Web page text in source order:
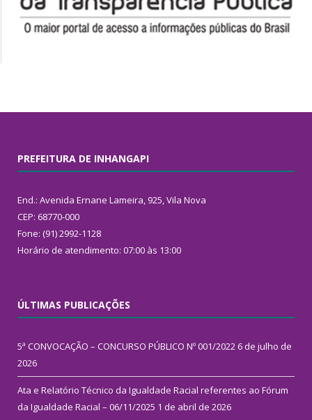
PREFEITURA DE INHANGAPI
End.: Avenida Ernane Lameira, 925, Vila Nova
CEP: 68770-000
Fone: (91) 2992-1128
Horário de atendimento: 07:00 às 13:00
ÚLTIMAS PUBLICAÇÕES
5ª CONVOCAÇÃO – CONCURSO PÚBLICO Nº 001/2022 6 de julho de
2026
Ata e Relatório Técnico da Igualdade Racial referentes ao Fórum
da Igualdade Racial – 06/11/2025 1 de abril de 2026